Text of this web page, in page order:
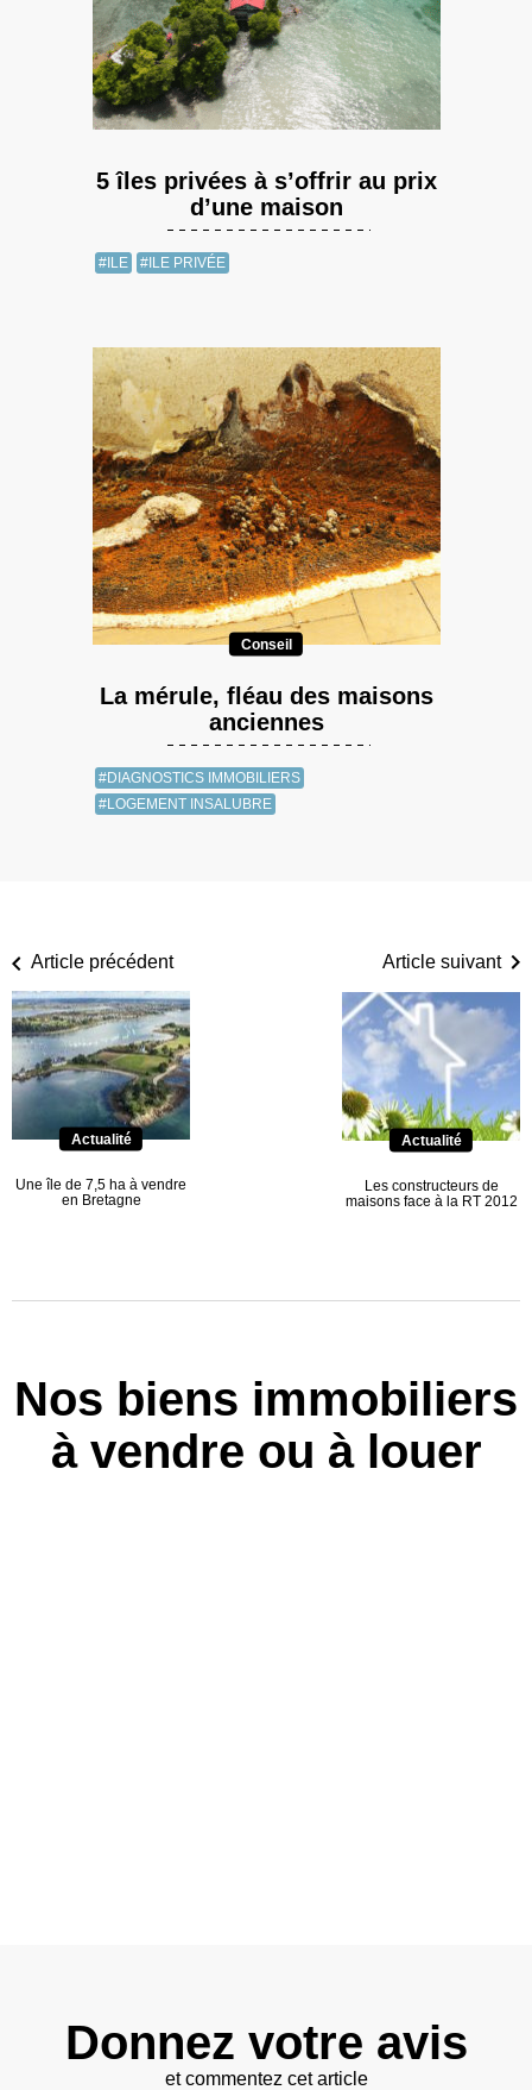
5 îles privées à s’offrir au prix
d’une maison
#ILE #ILE PRIVÉE
Conseil
La mérule, fléau des maisons
anciennes
#DIAGNOSTICS IMMOBILIERS
#LOGEMENT INSALUBRE
Article précédent
Actualité
Une île de 7,5 ha à vendre
en Bretagne
Article suivant
Actualité
Les constructeurs de
maisons face à la RT 2012
Nos biens immobiliers
à vendre ou à louer
Donnez votre avis
et commentez cet article